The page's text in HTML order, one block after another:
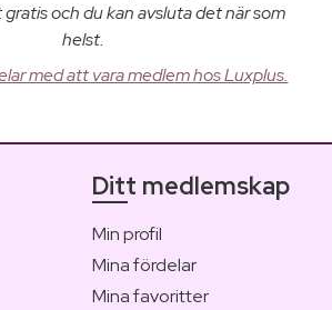
och du kan avsluta det när som
helst.
med att vara medlem hos Luxplus.
Ditt medlemskap
Min profil
Mina fördelar
Mina favoritter